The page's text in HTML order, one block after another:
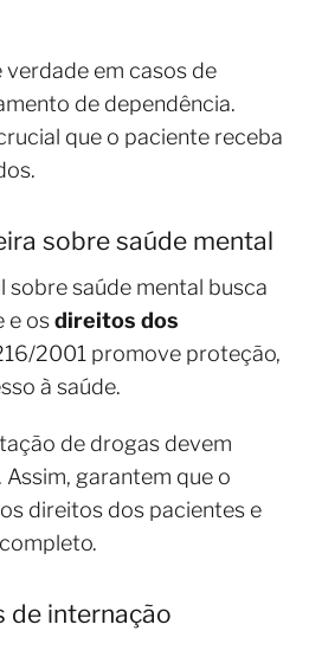
verdade em casos de
de dependência.
que o paciente receba
sobre saúde mental
sobre saúde mental busca
e osdireitos dos
2001 promove proteção,
à saúde.
de drogas devem
garantem que o
direitos dos pacientes e
de internação